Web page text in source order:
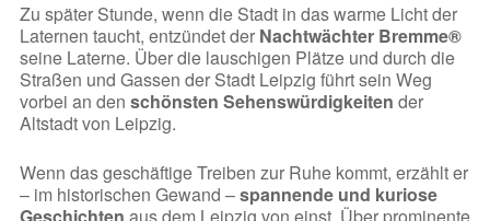
Zu später Stunde, wenn die Stadt in das warme Licht der
Laternen taucht, entzündet der Nachtwächter Bremme®
seine Laterne. Über die lauschigen Plätze und durch die
Straßen und Gassen der Stadt Leipzig führt sein Weg
vorbei an den schönsten Sehenswürdigkeiten der
Altstadt von Leipzig.
Wenn das geschäftige Treiben zur Ruhe kommt, erzählt er
– im historischen Gewand –spannende und kuriose